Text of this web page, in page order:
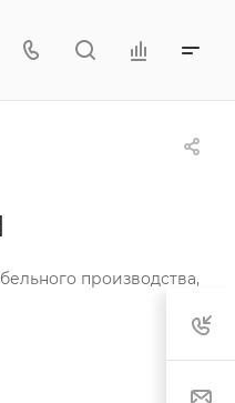
производства,